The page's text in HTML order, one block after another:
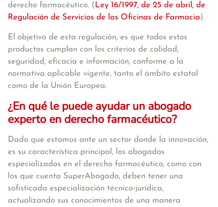
derecho farmacéutico. ( Ley 16/1997, de 25 de abril, de
Regulación de Servicios de las Oficinas de Farmacia).
El objetivo de esta regulación, es que todos estos
productos cumplan con los criterios de calidad,
seguridad, eficacia e información, conforme a la
normativa aplicable vigente, tanto el ámbito estatal
como de la Unión Europea.
¿En qué le puede ayudar un abogado
experto en derecho farmacéutico?
Dado que estamos ante un sector donde la innovación,
es su característica principal, los abogados
especializados en el derecho farmacéutico, como con
los que cuenta SuperAbogado, deben tener una
sofisticada especialización técnico-jurídica,
actualizando sus conocimientos de una manera